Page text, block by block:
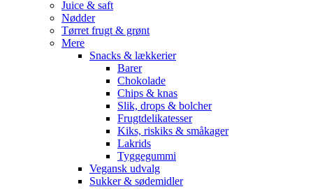
Juice & saft
Nødder
Tørret frugt & grønt
Mere
Snacks & lækkerier
Barer
Chokolade
Chips & knas
Slik, drops & bolcher
Frugtdelikatesser
Kiks, riskiks & småkager
Lakrids
Tyggegummi
Vegansk udvalg
Sukker & sødemidler